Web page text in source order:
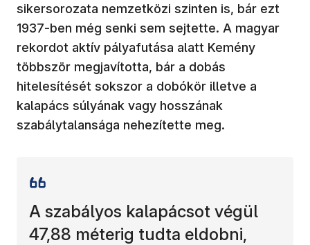
sikersorozata nemzetközi szinten is, bár ezt
1937-ben még senki sem sejtette. A magyar
rekordot aktív pályafutása alatt Kemény
többször megjavította, bár a dobás
hitelesítését sokszor a dobókör illetve a
kalapács súlyának vagy hosszának
szabálytalansága nehezítette meg.
A szabályos kalapácsot végül
47,88 méterig tudta eldobni,